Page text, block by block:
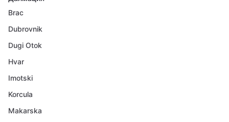
Brac
Dubrovnik
Dugi Otok
Hvar
Imotski
Korcula
Makarska